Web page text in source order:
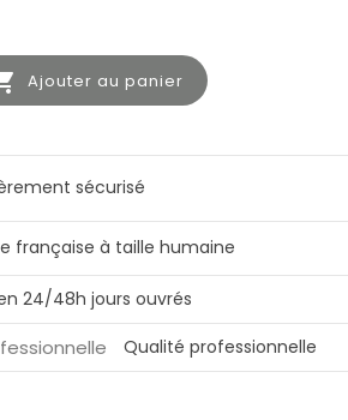
Ajouter au panier
sécurisé
française à taille humaine
24/48h jours ouvrés
Qualité professionnelle